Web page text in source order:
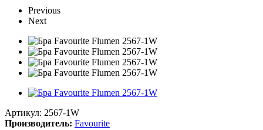
Previous
Next
Артикул: 2567-1W
Производитель: Favourite